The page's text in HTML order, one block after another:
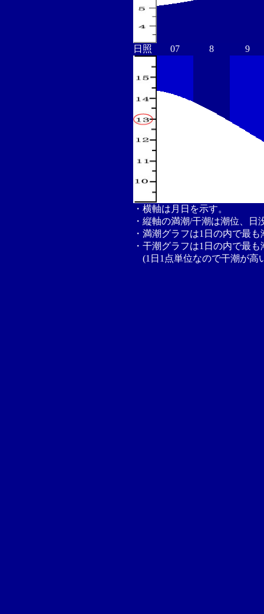
日照 07 8 9
・横軸は月日を示す。
・縦軸の満潮/干潮は潮位、
・満潮グラフは1日の内で最
・干潮グラフは1日の内で最
(1日1点単位なので干潮が高